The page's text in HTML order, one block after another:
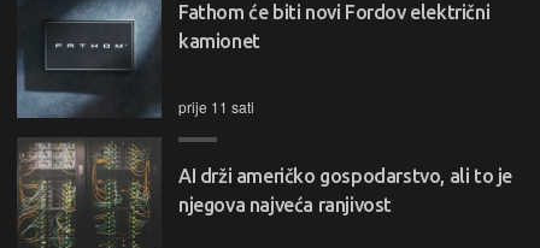
Fathom će biti novi Fordov električni
kamionet
prije 11 sati
AI drži američko gospodarstvo, ali to je
njegova najveća ranjivost